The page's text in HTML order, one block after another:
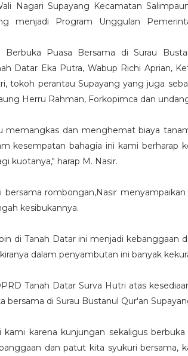
Nagari Supayang Kecamatan
menjadi Program Unggulan
Puasa Bersama di Surau
Datar Eka Putra, Wabup Richi Aprian,
tokoh perantau Supayang yang juga
Herru Rahman, Forkopimca dan
memangkas dan menghemat biaya
kesempatan bahagia ini kami berharap
kuotanya," harap M. Nasir.
rombongan,Nasir
kesibukannya.
di Tanah Datar ini menjadi kebanggaan
dalam penyambutan ini banyak
Tanah Datar Surva Hutri atas
di Surau Bustanul Qur'an
kami karena kunjungan sekaligus
dan patut kita syukuri bersama,